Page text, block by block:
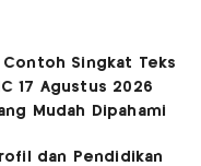
Contoh Singkat Teks
17 Agustus 2026
Mudah Dipahami
dan Pendidikan